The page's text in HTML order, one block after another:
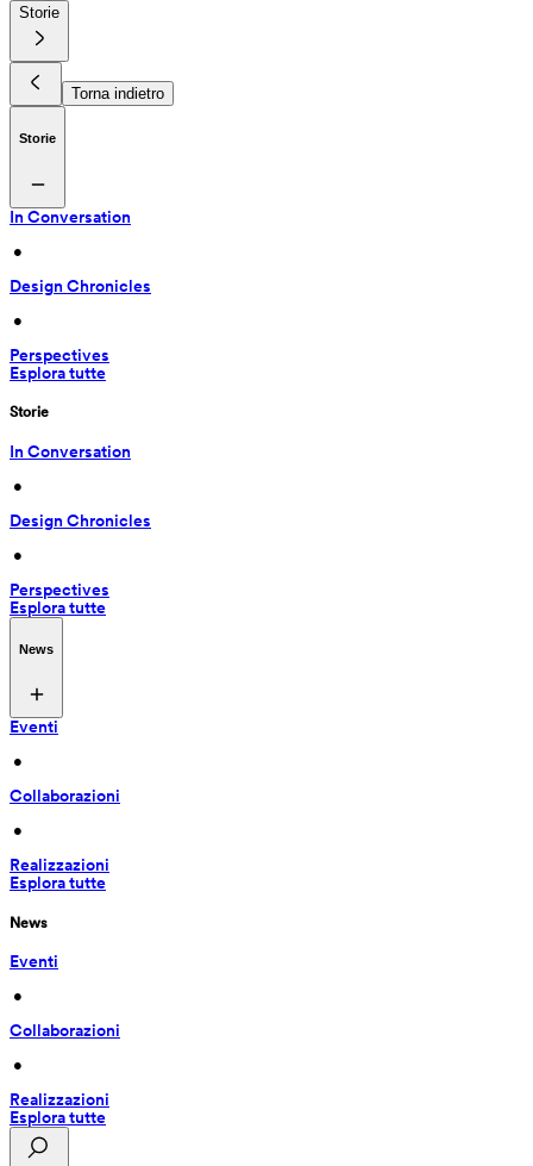
Storie
Torna indietro
Storie
In Conversation
•
Design Chronicles
•
Perspectives
Esplora tutte
Storie
In Conversation
•
Design Chronicles
•
Perspectives
Esplora tutte
News
Eventi
•
Collaborazioni
•
Realizzazioni
Esplora tutte
News
Eventi
•
Collaborazioni
•
Realizzazioni
Esplora tutte